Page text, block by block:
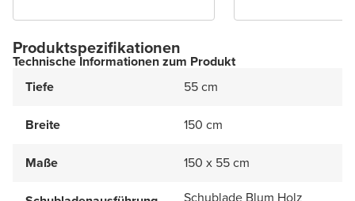
Produktspezifikationen
Technische Informationen zum Produkt
Tiefe
55 cm
Breite 150 cm
Maße 150 x 55 cm
Schublade Blum Holz